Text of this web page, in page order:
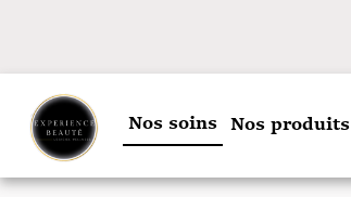
Nos soins Nos produits